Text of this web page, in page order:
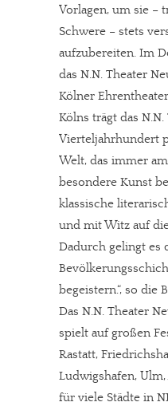
Vorlagen, um sie –
Schwere – stets
aufzubereiten. Im
das N.N. Theater
Kölner
Kölns trägt das
Vierteljahrhundert
Welt, das immer
besondere Kunst
klassische
und mit Witz auf
Dadurch gelingt es
begeistern.“, so die
Das N.N. Theater
spielt auf großen
Rastatt,
Ludwigshafen,
für viele Städte in